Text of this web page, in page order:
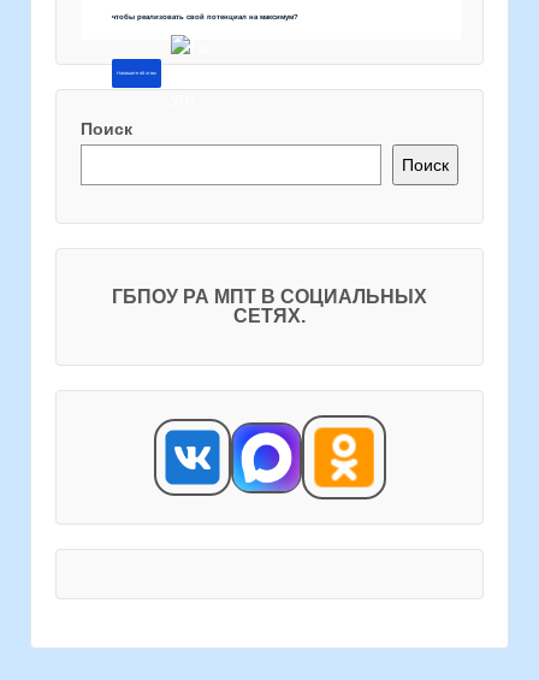
чтобы реализовать свой потенциал на максимум?
Напишите об этом
Поиск
Поиск
ГБПОУ РА МПТ В СОЦИАЛЬНЫХ
СЕТЯХ.